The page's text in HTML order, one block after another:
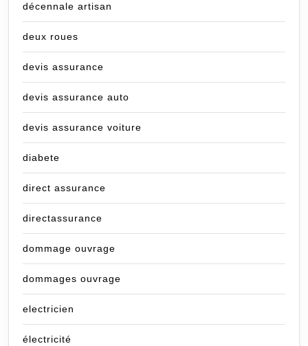
décennale artisan
deux roues
devis assurance
devis assurance auto
devis assurance voiture
diabete
direct assurance
directassurance
dommage ouvrage
dommages ouvrage
electricien
électricité